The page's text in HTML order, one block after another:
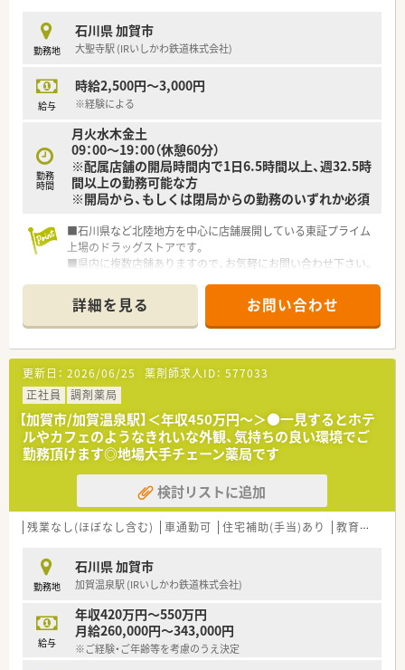
勤務地
石川県 加賀市
大聖寺駅 (IRいしかわ鉄道株式会社)
給与
時給2,500円～3,000円
※経験による
勤務
時間
月火水木金土
09：00～19：00（休憩60分）
※配属店舗の開局時間内で1日6.5時間以上、週32.5時
間以上の勤務可能な方
※開局から、もしくは閉局からの勤務のいずれか必須
■石川県など北陸地方を中心に店舗展開している東証プライム
上場のドラッグストアです。
■県内に複数店舗ありますので、お気軽にお問い合わせ下さい。
未経験の方やブランクのある方でも安心して就業いただけま
す。
詳細を見る お問い合わせ
更新日： 2026/06/25 薬剤師求人ID： 577033
正社員
調剤薬局
【加賀市/加賀温泉駅】＜年収450万円～＞●一見するとホテ
ルやカフェのようなきれいな外観、気持ちの良い環境でご
勤務頂けます◎地場大手チェーン薬局です
検討リストに追加
残業なし(ほぼなし含む) 車通勤可 住宅補助(手当)あり 教育制度あり
勤務地
石川県 加賀市
加賀温泉駅 (IRいしかわ鉄道株式会社)
給与
年収420万円～550万円
月給260,000円～343,000円
※ご経験・ご年齢等を考慮のうえ決定